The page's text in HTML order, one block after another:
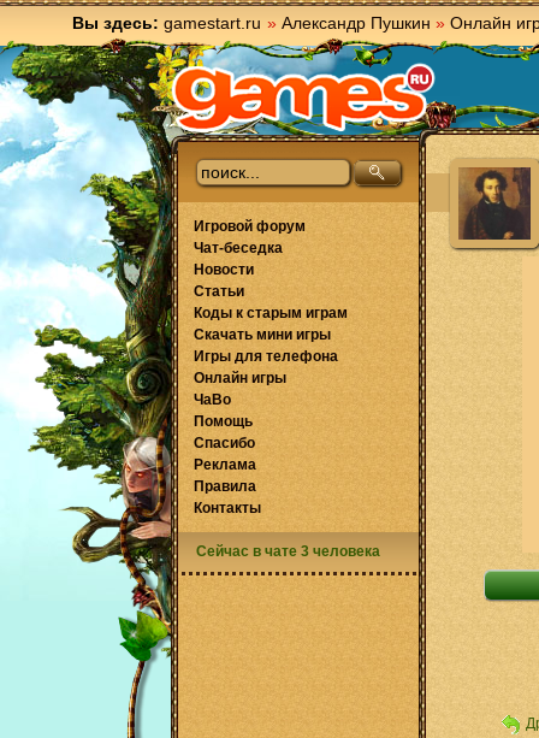
Вы здесь: gamestart.ru » Александр Пушкин » Онлайн
Игровой форум
Чат-беседка
Новости
Статьи
Коды к старым играм
Скачать мини игры
Игры для телефона
Онлайн игры
ЧаВо
Помощь
Спасибо
Реклама
Правила
Контакты
Сейчас в чате 3 человека